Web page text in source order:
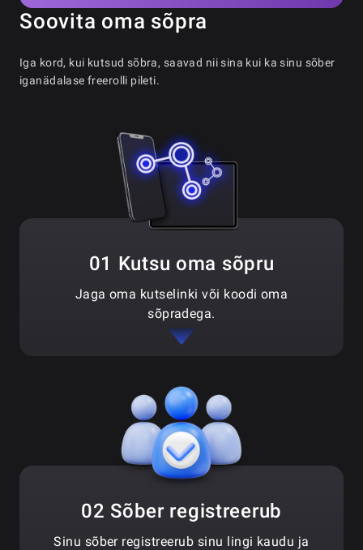
Soovita oma sõpra
Iga kord, kui kutsud sõbra, saavad nii sina kui ka sinu sõber
iganädalase freerolli pileti.
01 Kutsu oma sõpru
Jaga oma kutselinki või koodi oma
sõpradega.
02 Sõber registreerub
Sinu sõber registreerub sinu lingi kaudu ja